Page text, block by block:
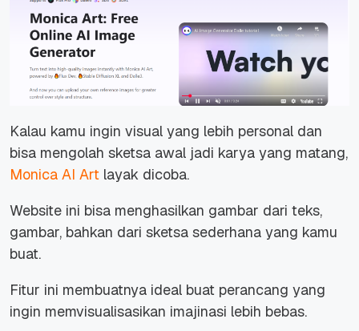
Kalau kamu ingin visual yang lebih personal dan
bisa mengolah sketsa awal jadi karya yang matang,
Monica AI Art layak dicoba.
Website ini bisa menghasilkan gambar dari teks,
gambar, bahkan dari sketsa sederhana yang kamu
buat.
Fitur ini membuatnya ideal buat perancang yang
ingin memvisualisasikan imajinasi lebih bebas.